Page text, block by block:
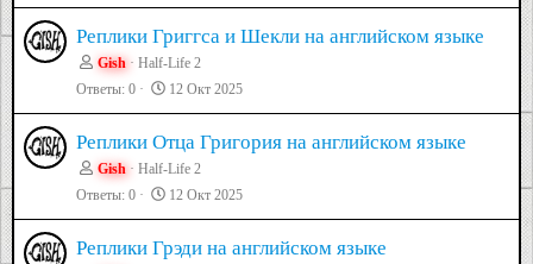
Реплики Григгса и Шекли на английском языке
Gish
Half-Life 2
Ответы 0 12 Окт 2025
Реплики Отца Григория на английском языке
Gish
Half-Life 2
Ответы 0 12 Окт 2025
Реплики Грэди на английском языке